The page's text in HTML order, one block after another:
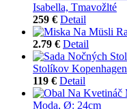
Isabella, Tmavožlté
259 € Detail
2.79 € Detail
Stolíkov Kopenhagen
119 € Detail
Moda, Ø: 24cm